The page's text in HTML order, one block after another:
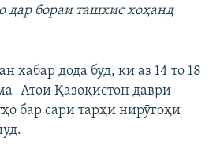
дар бораи ташхис хоҳанд
хабар дода буд, ки аз 14 то 18
-Атои Қазоқистон даври
бар сари тарҳи нирӯгоҳи